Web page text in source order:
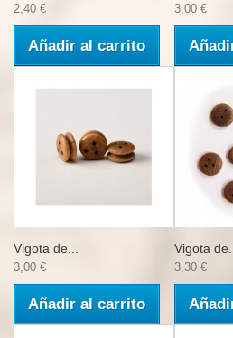
2,40 €
Añadir al carrito
3,00 €
Vigota de...
3,00 €
Añadir al carrito
Vigota de...
3,30 €